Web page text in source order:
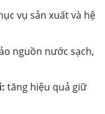
vụ sản xuất và hệ
nguồn nước sạch,
tăng hiệu quả giữ